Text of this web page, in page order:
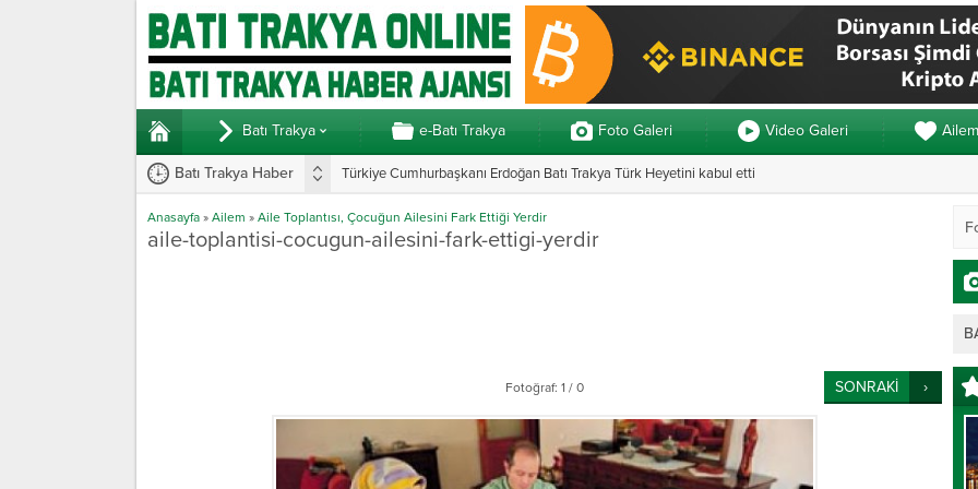
Batı Trakya e-Batı Trakya Foto Galeri Video Galeri Ailem
Batı Trakya Haber Türkiye Cumhurbaşkanı Erdoğan Batı Trakya Türk Heyetini kabul etti
Anasayfa » Ailem » Aile Toplantısı, Çocuğun Ailesini Fark Ettiği Yerdir
aile-toplantisi-cocugun-ailesini-fark-ettigi-yerdir
Fotoğraf: 1 / 0 SONRAKİ